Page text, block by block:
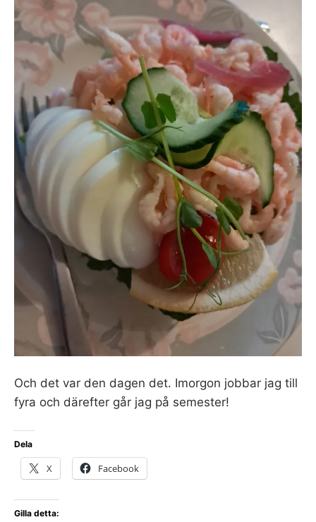
Och det var den dagen det. Imorgon jobbar jag till
fyra och därefter går jag på semester!
Dela
X Facebook
Gilla detta: